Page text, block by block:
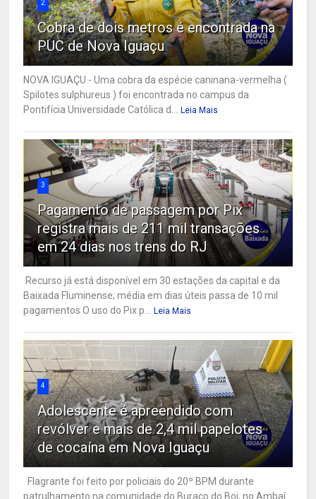
2
Cobra de dois metros é encontrada na
PUC de Nova Iguaçu
NOVA IGUAÇU - Uma cobra da espécie caninana-vermelha (
Spilotes sulphureus ) foi encontrada no campus da
Pontifícia Universidade Católica d... Leia Mais
3
Pagamento de passagem por Pix
registra mais de 211 mil transações
em 24 dias nos trens do RJ
Recurso já está disponível em 30 estações da capital e da
Baixada Fluminense; média em dias úteis passa de 10 mil
pagamentos O uso do Pix p... Leia Mais
4
Adolescente é apreendido com
revólver e mais de 2,4 mil papelotes
de cocaína em Nova Iguaçu
Flagrante foi feito por policiais do 20º BPM durante
patrulhamento na comunidade do Buraco do Boi, no Ambaí